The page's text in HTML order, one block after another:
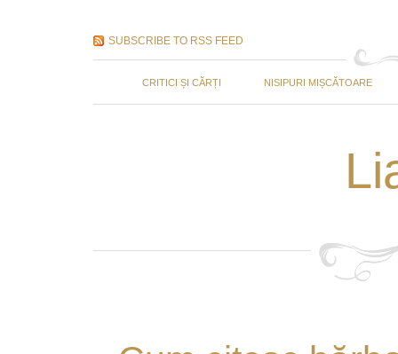
SUBSCRIBE TO RSS FEED
CRITICI ȘI CĂRȚI NISIPURI MIȘCĂTOARE